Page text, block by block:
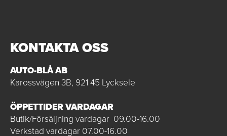
KONTAKTA OSS
AUTO-BLÅ AB
Karossvägen 3B, 921 45 Lycksele
ÖPPETTIDER VARDAGAR
Butik/Försäljning vardagar 09.00-16.00
Verkstad vardagar 07.00-16.00